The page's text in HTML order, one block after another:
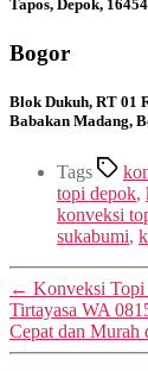
Tapos, Depok, 16454
Bogor
Blok Dukuh, RT 01
Babakan Madang,
Tags
topi depok,
konveksi
sukabumi,
← Konveksi Topi
Tirtayasa WA
Cepat dan Murah